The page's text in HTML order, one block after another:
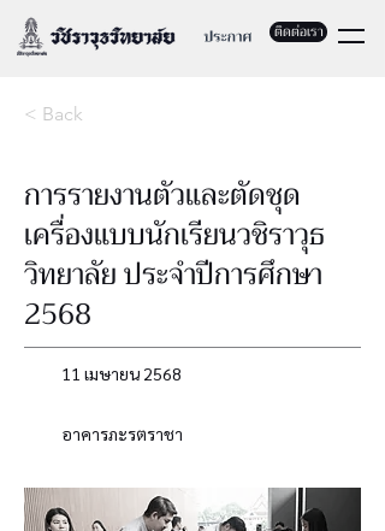
ติดต่อเรา
< Back
การรายงานตัวและตัดชุด
เครื่องแบบนักเรียนวชิราวุธ
วิทยาลัย ประจำปีการศึกษา
2568
11 เมษายน 2568
อาคารภะรตราชา